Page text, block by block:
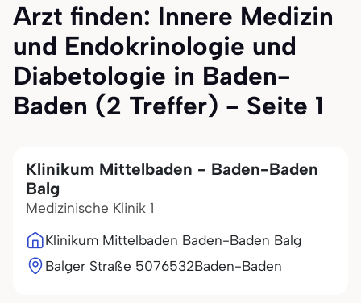
Arzt finden: Innere Medizin
und Endokrinologie und
Diabetologie in Baden-
Baden (2 Treffer) - Seite 1
Klinikum Mittelbaden - Baden-Baden
Balg
Medizinische Klinik 1
Klinikum Mittelbaden Baden-Baden Balg
Balger Straße 5076532Baden-Baden